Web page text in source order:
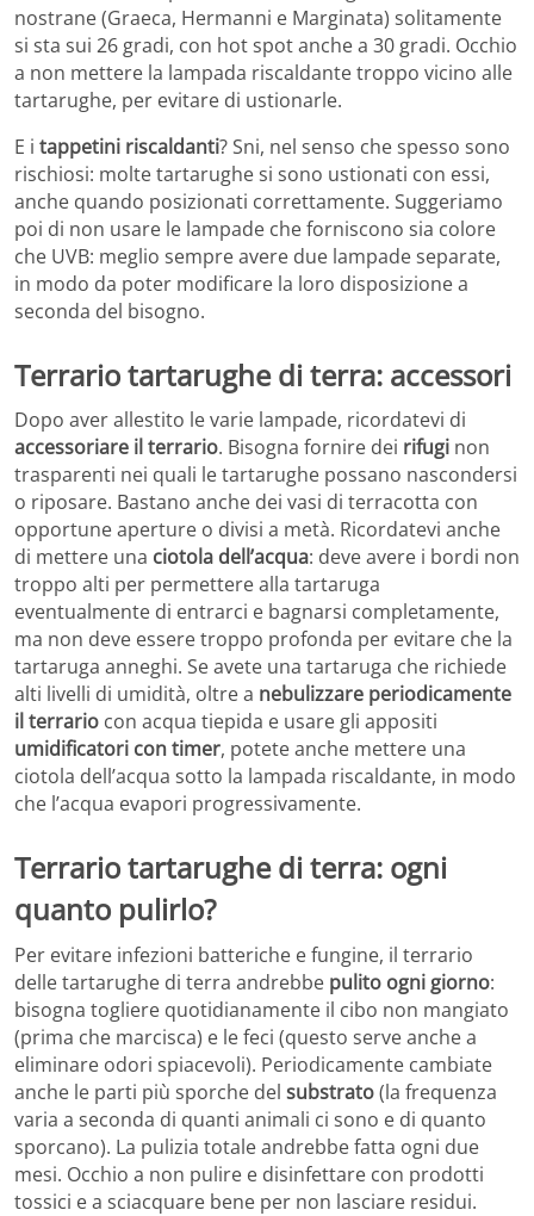
nostrane (Graeca, Hermanni e Marginata) solitamente
si sta sui 26 gradi, con hot spot anche a 30 gradi. Occhio
a non mettere la lampada riscaldante troppo vicino alle
tartarughe, per evitare di ustionarle.
E i tappetini riscaldanti? Sni, nel senso che spesso sono
rischiosi: molte tartarughe si sono ustionati con essi,
anche quando posizionati correttamente. Suggeriamo
poi di non usare le lampade che forniscono sia colore
che UVB: meglio sempre avere due lampade separate,
in modo da poter modificare la loro disposizione a
seconda del bisogno.
Terrario tartarughe di terra: accessori
Dopo aver allestito le varie lampade, ricordatevi di
accessoriare il terrario. Bisogna fornire dei rifugi non
trasparenti nei quali le tartarughe possano nascondersi
o riposare. Bastano anche dei vasi di terracotta con
opportune aperture o divisi a metà. Ricordatevi anche
di mettere una ciotola dell’acqua: deve avere i bordi non
troppo alti per permettere alla tartaruga
eventualmente di entrarci e bagnarsi completamente,
ma non deve essere troppo profonda per evitare che la
tartaruga anneghi. Se avete una tartaruga che richiede
alti livelli di umidità, oltre a nebulizzare periodicamente
il terrario con acqua tiepida e usare gli appositi
umidificatori con timer, potete anche mettere una
ciotola dell’acqua sotto la lampada riscaldante, in modo
che l’acqua evapori progressivamente.
Terrario tartarughe di terra: ogni
quanto pulirlo?
Per evitare infezioni batteriche e fungine, il terrario
delle tartarughe di terra andrebbe pulito ogni giorno:
bisogna togliere quotidianamente il cibo non mangiato
(prima che marcisca) e le feci (questo serve anche a
eliminare odori spiacevoli). Periodicamente cambiate
anche le parti più sporche del substrato(la frequenza
varia a seconda di quanti animali ci sono e di quanto
sporcano). La pulizia totale andrebbe fatta ogni due
mesi. Occhio a non pulire e disinfettare con prodotti
tossici e a sciacquare bene per non lasciare residui.